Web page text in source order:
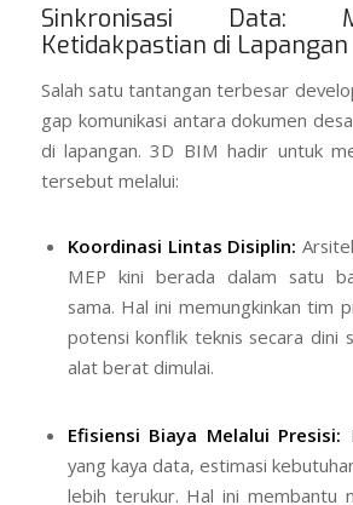
Sinkronisasi Data:
Ketidakpastian di Lapangan
Salah satu tantangan terbesar
gap komunikasi antara dokumen
di lapangan. 3D BIM hadir untuk
tersebut melalui:
Koordinasi Lintas Disiplin:
MEP kini berada dalam satu
sama. Hal ini memungkinkan tim
potensi konflik teknis secara dini
alat berat dimulai.
Efisiensi Biaya Melalui Presisi:
yang kaya data, estimasi
lebih terukur. Hal ini membantu